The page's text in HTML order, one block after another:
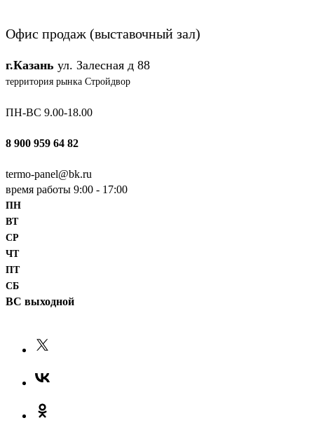
Офис продаж (выставочный зал)
г.Казань ул. Залесная д 88
территория рынка Стройдвор
ПН-ВС 9.00-18.00
8 900 959 64 82
termo-panel@bk.ru
время работы 9:00 - 17:00
ПН
ВТ
СР
ЧТ
ПТ
СБ
ВС выходной